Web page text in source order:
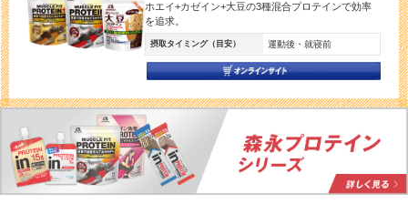
ホエイ+カゼイン+大豆の3種混合プロテインで効率
を追求。
摂取タイミング（目安） 運動後・就寝前